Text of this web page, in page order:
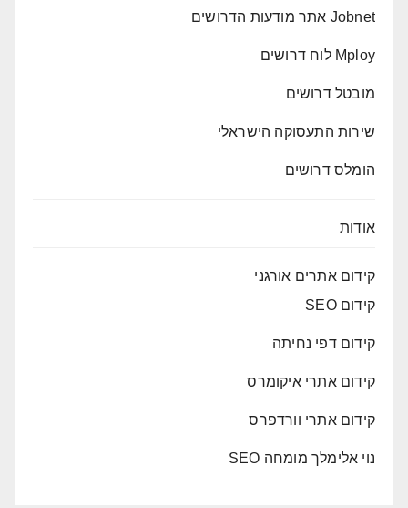
Jobnet אתר מודעות הדרושים
Mploy לוח דרושים
מובטל דרושים
שירות התעסוקה הישראלי
הומלס דרושים
אודות
קידום אתרים אורגני
קידום SEO
קידום דפי נחיתה
קידום אתרי איקומרס
קידום אתרי וורדפרס
נוי אלימלך מומחה SEO